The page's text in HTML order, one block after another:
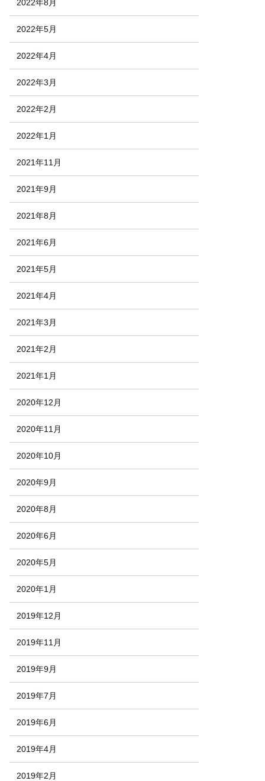
2022年8月
2022年5月
2022年4月
2022年3月
2022年2月
2022年1月
2021年11月
2021年9月
2021年8月
2021年6月
2021年5月
2021年4月
2021年3月
2021年2月
2021年1月
2020年12月
2020年11月
2020年10月
2020年9月
2020年8月
2020年6月
2020年5月
2020年1月
2019年12月
2019年11月
2019年9月
2019年7月
2019年6月
2019年4月
2019年2月